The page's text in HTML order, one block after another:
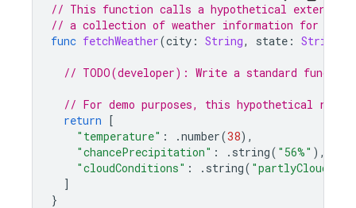
// This function calls a hypothetical external
// a collection of weather information for a
func fetchWeather(city : String, state : String
// TODO(developer): Write a standard
// For demo purposes, this hypothetical
return [
"temperature" : .number(38),
"chancePrecipitation" : . string( "56%" ),
"cloudConditions" : . string( "partlyCloudy"
]
}